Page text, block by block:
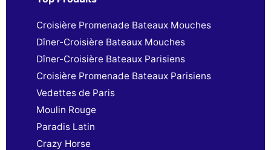
Croisière Promenade Bateaux Mouches
Dîner-Croisière Bateaux Mouches
Dîner-Croisière Bateaux Parisiens
Croisière Promenade Bateaux Parisiens
Vedettes de Paris
Moulin Rouge
Paradis Latin
Crazy Horse